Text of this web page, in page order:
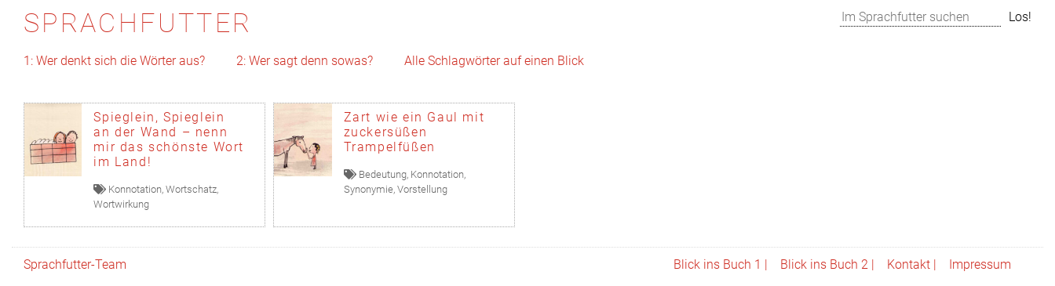
SPRACHFUTTER Suchen Los!
1: Wer denkt sich die Wörter aus? 2: Wer sagt denn sowas? Alle Schlagwörter auf einen Blick
Spieglein, Spieglein
an der Wand – nenn
mir das schönste Wort
im Land!
Konnotation,Wortschatz,
Wortwirkung
Zart wie ein Gaul mit
zuckersüßen
Trampelfüßen
Bedeutung, Konnotation,
Synonymie, Vorstellung
Sprachfutter-Team Blick ins Buch 1 | Blick ins Buch 2 | Kontakt | Impressum